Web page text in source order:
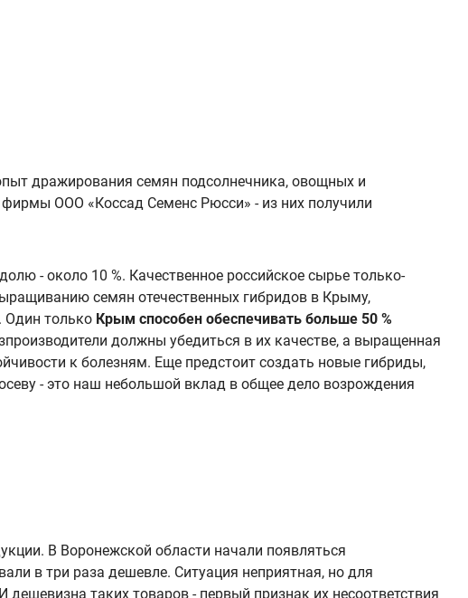
дражирования семян подсолнечника, овощных и
ООО «Коссад Семенс Рюсси» - из них получили
- около 10 %. Качественное российское сырье только-
семян отечественных гибридов в Крыму,
Один только Крым способен обеспечивать больше 50 %
должны убедиться в их качестве, а выращенная
к болезням. Еще предстоит создать новые гибриды,
- это наш небольшой вклад в общее дело возрождения
В Воронежской области начали появляться
в три раза дешевле. Ситуация неприятная, но для
таких товаров - первый признак их несоответствия